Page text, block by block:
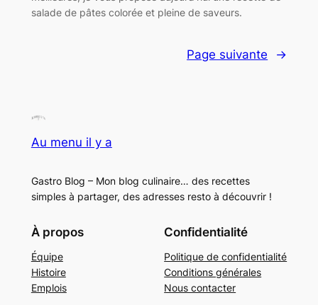
salade de pâtes colorée et pleine de saveurs.
Page suivante →
Au menu il y a
Gastro Blog – Mon blog culinaire… des recettes
simples à partager, des adresses resto à découvrir !
À propos
Équipe
Histoire
Emplois
Confidentialité
Politique de confidentialité
Conditions générales
Nous contacter